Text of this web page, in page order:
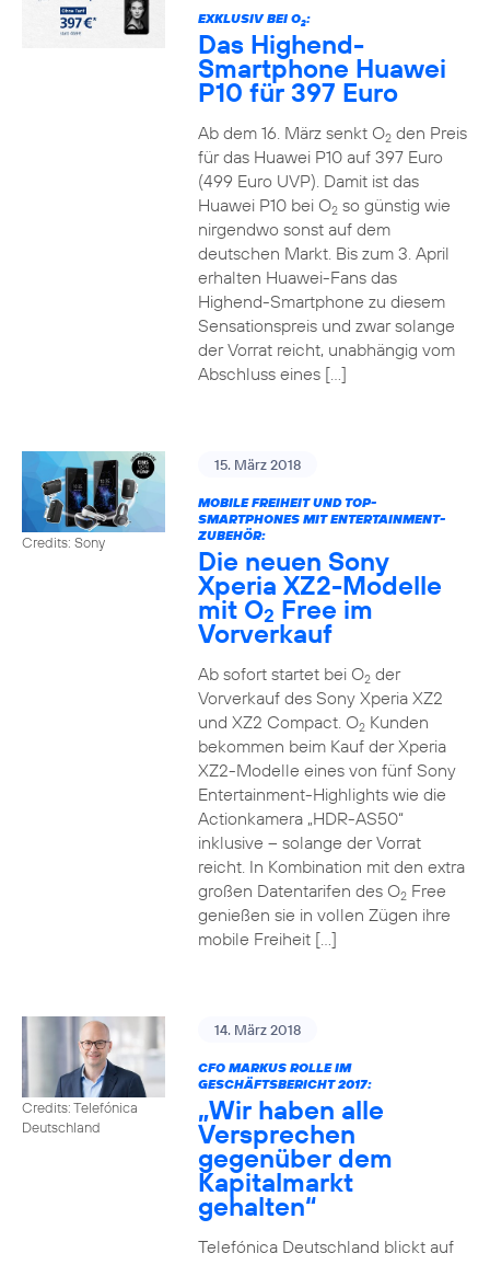
EXKLUSIV BEI O2:
Das Highend-
Smartphone Huawei
P10 für 397 Euro
Ab dem 16. März senkt O2den Preis
für das Huawei P10 auf 397 Euro
(499 Euro UVP). Damit ist das
Huawei P10 bei O2so günstig wie
nirgendwo sonst auf dem
deutschen Markt. Bis zum 3. April
erhalten Huawei-Fans das
Highend-Smartphone zu diesem
Sensationspreis und zwar solange
der Vorrat reicht, unabhängig vom
Abschluss eines […]
Credits: Sony
15. März 2018
MOBILE FREIHEIT UND TOP-
SMARTPHONES MIT ENTERTAINMENT-
ZUBEHÖR:
Die neuen Sony
Xperia XZ2-Modelle
mit O2 Free im
Vorverkauf
Ab sofort startet bei O2der
Vorverkauf des Sony Xperia XZ2
und XZ2 Compact. O2Kunden
bekommen beim Kauf der Xperia
XZ2-Modelle eines von fünf Sony
Entertainment-Highlights wie die
Actionkamera „HDR-AS50“
inklusive – solange der Vorrat
reicht. In Kombination mit den extra
großen Datentarifen des O2Free
genießen sie in vollen Zügen ihre
mobile Freiheit […]
Credits: Telefónica
Deutschland
14. März 2018
CFO MARKUS ROLLE IM
GESCHÄFTSBERICHT 2017:
„Wir haben alle
Versprechen
gegenüber dem
Kapitalmarkt
gehalten“
Telefónica Deutschland blickt auf